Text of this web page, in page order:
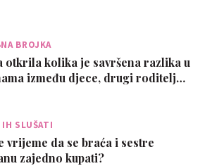
BROJKA
otkrila kolika je savršena razlika u
između djece, drugi roditelj…
IH SLUŠATI
vrijeme da se braća i sestre
zajedno kupati?